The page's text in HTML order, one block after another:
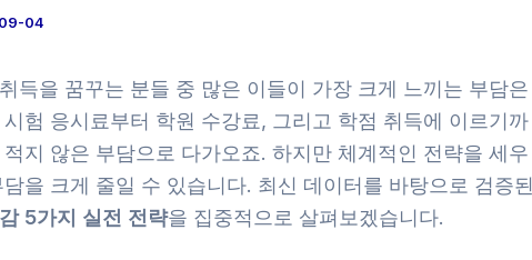
04
득을 꿈꾸는 분들 중 많은 이들이 가장 크게 느끼는 부담은
시험 응시료부터 학원 수강료, 그리고 학점 취득에 이르기까
지 않은 부담으로 다가오죠. 하지만 체계적인 전략을 세우
을 크게 줄일 수 있습니다. 최신 데이터를 바탕으로 검증된
5가지 실전 전략을 집중적으로 살펴보겠습니다.